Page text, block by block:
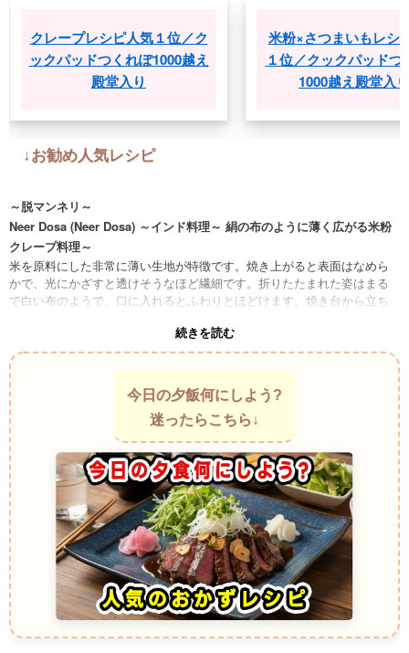
クレープレシピ人気１位／ク
ックパッドつくれぽ1000越え
殿堂入り
米粉×さつまいもレシピ人
１位／クックパッドつくれ
1000越え殿堂入り
↓お勧め人気レシピ
～脱マンネリ～
Neer Dosa (Neer Dosa) ～インド料理～ 絹の布のように薄く広がる米粉
クレープ料理～
米を原料にした非常に薄い生地が特徴です。焼き上がると表面はなめら
かで、光にかざすと透けそうなほど繊細です。折りたたまれた姿はまる
で白い布のようで、口に入れるとふわりとほどけます。焼き台から立ち
Akki Rotti (Akki Rotti) ～インド料理～ 香ばしさを楽しむ米粉クレープ料
理～
米粉を使って平たく焼き上げる伝統料理です。一般的なクレープより少
し厚みがありますが、香ばしい表面と柔らかな中心部の対比が楽しいで
す。焼ける音を聞いていると、つい完成まで見守りたくなります。
Appam (Appam) ～インド料理～ レース模様の縁が美しい米粉クレープ
料理～
中央はしっとり柔らかく、縁は薄くぱりっと仕上がります。まるで工芸
品のような見た目が印象的です。ひと口ごとに食感が変わるため、最後
まで単調になりません。発酵由来のやさしい香りも楽しめます。
Hoppers (Hoppers) ～スリランカ料理～ 器のような形が楽しい米粉クレ
ープ料理～
専用鍋の中で生地を回しながら焼き上げます。薄い縁をかじると軽い音
が響き、中央部分はしっとり柔らかです。見た目の面白さと食感の変化
が同時に楽しめる、なかなか個性的な存在です。
Bánh Xèo Ngọt (Bánh Xèo Ngọt) ～ベトナム料理～ 香ばしい音が魅力の
米粉クレープ風おやつ料理～
続きを読む
今日の夕飯何にしよう?
迷ったらこちら↓